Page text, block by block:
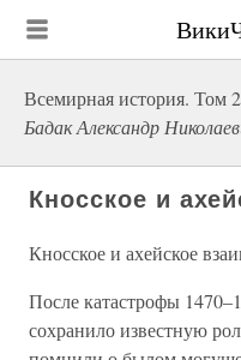
Всемирная история. Том
Бадак Александр
Кносское и
Кносское и ахейское
После катастрофы
сохранило известную